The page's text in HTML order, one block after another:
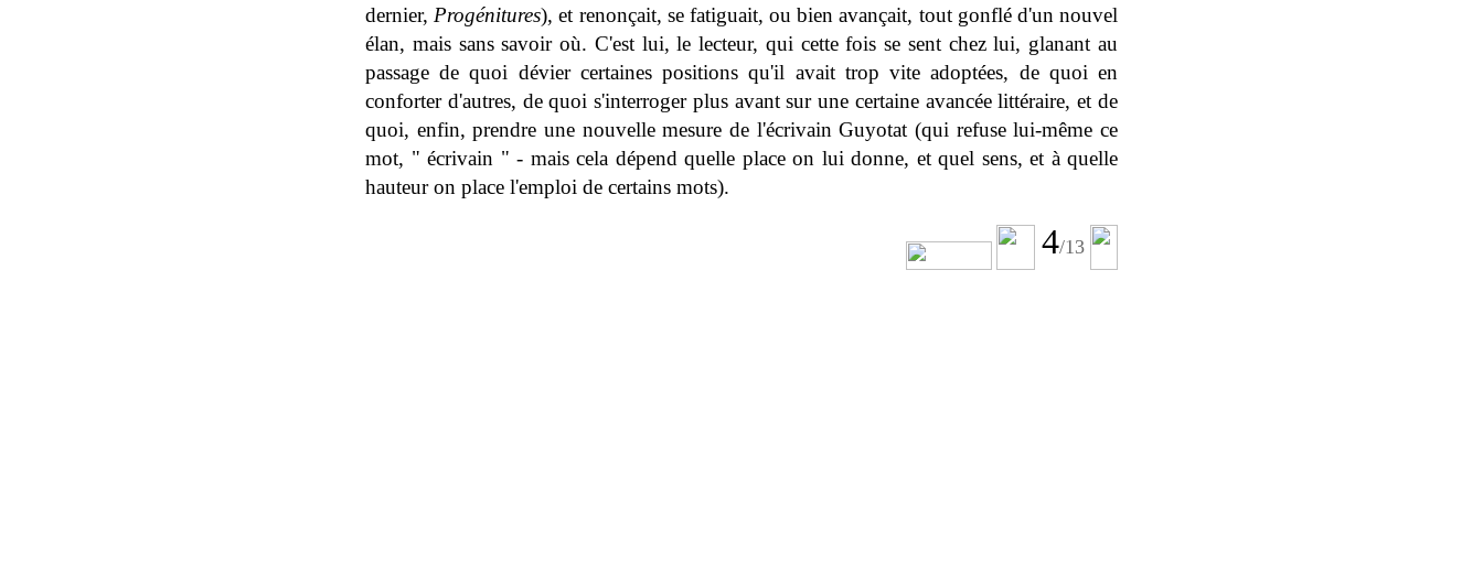
dernier, Progénitures), et renonçait, se fatiguait, ou bien avançait, tout gonflé d'un nouvel
élan, mais sans savoir où. C'est lui, le lecteur, qui cette fois se sent chez lui, glanant au
passage de quoi dévier certaines positions qu'il avait trop vite adoptées, de quoi en
conforter d'autres, de quoi s'interroger plus avant sur une certaine avancée littéraire, et de
quoi, enfin, prendre une nouvelle mesure de l'écrivain Guyotat (qui refuse lui-même ce
mot, " écrivain " - mais cela dépend quelle place on lui donne, et quel sens, et à quelle
hauteur on place l'emploi de certains mots).
4/13